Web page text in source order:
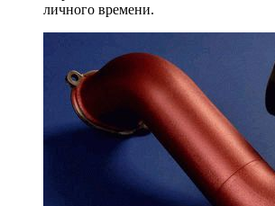
личного времени.